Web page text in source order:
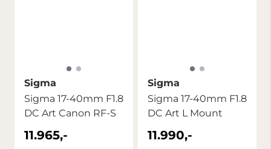
Sigma
Sigma 17-40mm F1.8
DC Art Canon RF-S
11.965,-
Sigma
Sigma 17-40mm F1.8
DC Art L Mount
11.990,-